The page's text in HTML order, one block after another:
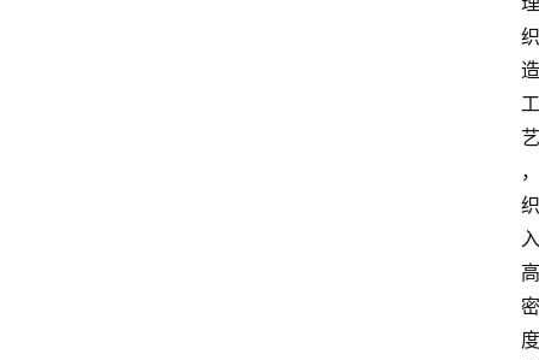
织
造
工
艺
，
织
入
高
密
度